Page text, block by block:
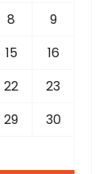
8
9
15
16
22
23
29
30